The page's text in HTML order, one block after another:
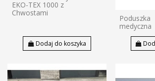
EKO-TEX 1000 z
Chwostami
Dodaj do koszyka
Poduszka
medyczna